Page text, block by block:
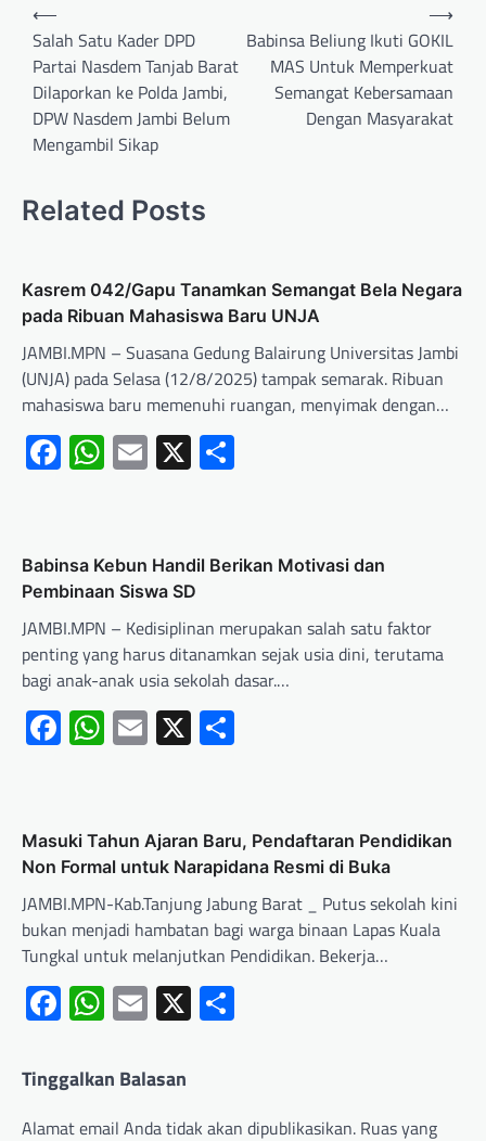
⟵
Salah Satu Kader DPD
Partai Nasdem Tanjab Barat
Dilaporkan ke Polda Jambi,
DPW Nasdem Jambi Belum
Mengambil Sikap
Babinsa Beliung Ikuti GOKIL
MAS Untuk Memperkuat
Semangat Kebersamaan
Dengan Masyarakat
⟶
Related Posts
Kasrem 042/Gapu Tanamkan Semangat Bela Negara
pada Ribuan Mahasiswa Baru UNJA
JAMBI.MPN – Suasana Gedung Balairung Universitas Jambi
(UNJA) pada Selasa (12/8/2025) tampak semarak. Ribuan
mahasiswa baru memenuhi ruangan, menyimak dengan…
Facebook
WhatsApp
Email
X
Babinsa Kebun Handil Berikan Motivasi dan
Pembinaan Siswa SD
JAMBI.MPN – Kedisiplinan merupakan salah satu faktor
penting yang harus ditanamkan sejak usia dini, terutama
bagi anak-anak usia sekolah dasar.…
Facebook
WhatsApp
Email
X
Masuki Tahun Ajaran Baru, Pendaftaran Pendidikan
Non Formal untuk Narapidana Resmi di Buka
JAMBI.MPN-Kab.Tanjung Jabung Barat _ Putus sekolah kini
bukan menjadi hambatan bagi warga binaan Lapas Kuala
Tungkal untuk melanjutkan Pendidikan. Bekerja…
Facebook
WhatsApp
Email
X
Tinggalkan Balasan
Alamat email Anda tidak akan dipublikasikan. Ruas yang